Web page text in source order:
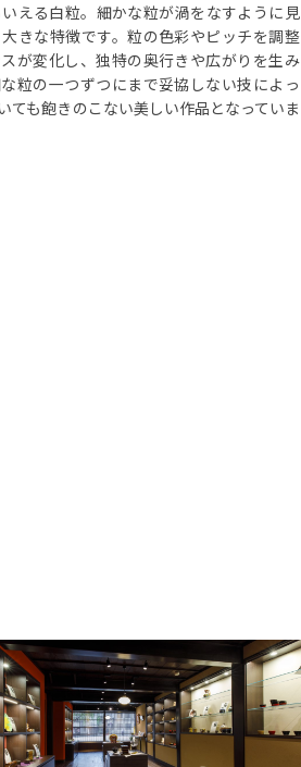
える白粒。細かな粒が渦をなすように見
きな特徴です。粒の色彩やピッチを調整
が変化し、独特の奥行きや広がりを生み
粒の一つずつにまで妥協しない技によっ
ても飽きのこない美しい作品となっていま